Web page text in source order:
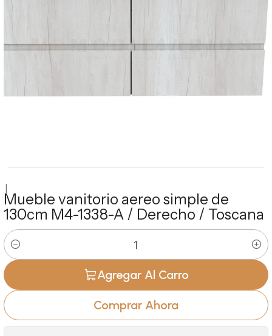
|
Mueble vanitorio aereo simple de
130cm M4-1338-A / Derecho / Toscana
Cantidad
Agregar Al Carro
Comprar Ahora